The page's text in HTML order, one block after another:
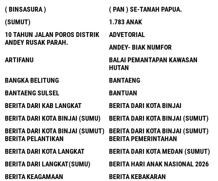
( BINSASURA )
( PAN ) SE-TANAH PAPUA.
(SUMUT)
1.783 ANAK
10 TAHUN JALAN POROS DISTRIK
ANDEY RUSAK PARAH.
ADVETORIAL
ANDEY- BIAK NUMFOR
ARTIFANU
BALAI PEMANTAPAN KAWASAN
HUTAN
BANGKA BELITUNG
BANTAENG
BANTAENG SULSEL
BANTUAN
BERITA DARI KAB LANGKAT
BERITA DARI KOTA BINJAI
BERITA DARI KOTA BINJAI (SUMU)
BERITA DARI KOTA BINJAI (SUMUT)
BERITA DARI KOTA BINJAI (SUMUT)
BERITA PELANTIKAN
BERITA DARI KOTA BINJAI (SUMUT)
BERITA PEMERINTAHAN
BERITA DARI KOTA LANGKAT
BERITA DARI KOTA MEDAN (SUMUT)
BERITA DARI LANGKAT(SUMU)
BERITA HARI ANAK NASIONAL 2026
BERITA KEAGAMAAN
BERITA KEBAKARAN